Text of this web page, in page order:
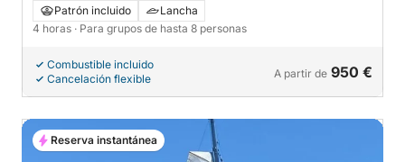
Papagayo con almuerzo a bordo
Patrón incluido
Lancha
4 horas · Para grupos de hasta 8 personas
Combustible incluido
Cancelación flexible
A partir de 950 €
Reserva instantánea